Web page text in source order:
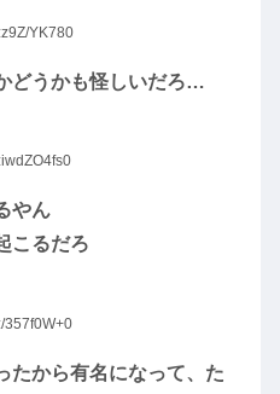
YK780
どうかも怪しいだろ…
やん
こるだろ
357f0W+0
たから有名になって、た